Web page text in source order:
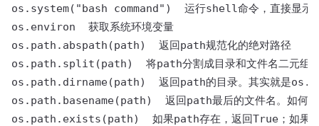
os.system("bash command")  运行shell命令，直接显示
os.environ  获取系统环境变量
os.path.abspath(path)  返回path规范化的绝对路径
os.path.split(path)  将path分割成目录和文件名二元组
os.path.dirname(path)  返回path的目录。其实就是
os.path.basename(path)  返回path最后的文件名。如何
os.path.exists(path)  如果path存在，返回True；如果